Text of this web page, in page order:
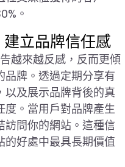
。
立品牌信任感
越來越反感，反而更傾
品牌。透過定期分享有
及展示品牌背後的真
度。當用戶對品牌產生
問你的網站。這種信
的好處中最具長期價值